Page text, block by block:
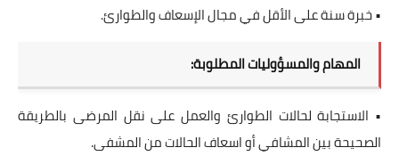
• خبرة سنة على الأقل في مجال الإسعاف والطوارئ.
المهام والمسؤوليات المطلوبة:
• الاستجابة لحالات الطوارئ والعمل على نقل المرضى بالطريقة
الصحيحة بين المشافي أو اسعاف الحالات من المشفى.